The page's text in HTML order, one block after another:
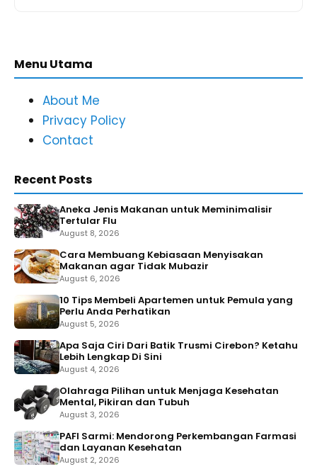
Menu Utama
About Me
Privacy Policy
Contact
Recent Posts
Aneka Jenis Makanan untuk Meminimalisir
Tertular Flu
August 8, 2026
Cara Membuang Kebiasaan Menyisakan
Makanan agar Tidak Mubazir
August 6, 2026
10 Tips Membeli Apartemen untuk Pemula yang
Perlu Anda Perhatikan
August 5, 2026
Apa Saja Ciri Dari Batik Trusmi Cirebon? Ketahu
Lebih Lengkap Di Sini
August 4, 2026
Olahraga Pilihan untuk Menjaga Kesehatan
Mental, Pikiran dan Tubuh
August 3, 2026
PAFI Sarmi: Mendorong Perkembangan Farmasi
dan Layanan Kesehatan
August 2, 2026